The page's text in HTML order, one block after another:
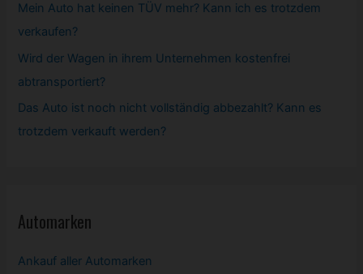
Mein Auto hat keinen TÜV mehr? Kann ich es trotzdem
verkaufen?
Wird der Wagen in ihrem Unternehmen kostenfrei
abtransportiert?
Das Auto ist noch nicht vollständig abbezahlt? Kann es
trotzdem verkauft werden?
Automarken
Ankauf aller Automarken